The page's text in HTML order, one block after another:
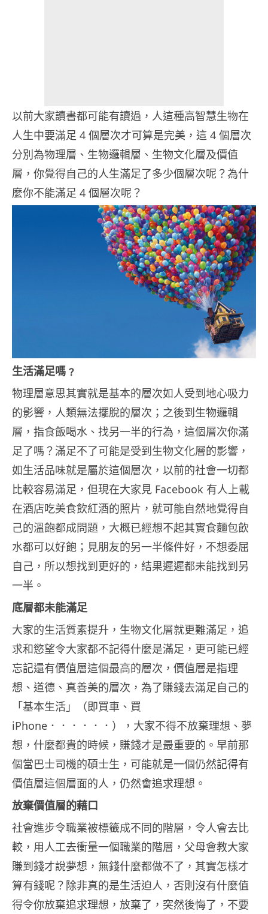
以前大家讀書都可能有讀過，人這種高智慧生物在
人生中要滿足 4 個層次才可算是完美，這 4 個層次
分別為物理層、生物邏輯層、生物文化層及價值
層，你覺得自己的人生滿足了多少個層次呢？為什
麼你不能滿足 4 個層次呢？
生活滿足嗎﹖
物理層意思其實就是基本的層次如人受到地心吸力
的影響，人類無法擺脫的層次；之後到生物邏輯
層，指食飯喝水、找另一半的行為，這個層次你滿
足了嗎？滿足不了可能是受到生物文化層的影響，
如生活品味就是屬於這個層次，以前的社會一切都
比較容易滿足，但現在大家見 Facebook 有人上載
在酒店吃美食飲紅酒的照片，就可能自然地覺得自
己的溫飽都成問題，大概已經想不起其實食麵包飲
水都可以好飽；見朋友的另一半條件好，不想委屈
自己，所以想找到更好的，結果遲遲都未能找到另
一半。
底層都未能滿足
大家的生活質素提升，生物文化層就更難滿足，追
求和慾望令大家都不記得什麼是滿足，更可能已經
忘記還有價值層這個最高的層次，價值層是指理
想、道德、真善美的層次，為了賺錢去滿足自己的
「基本生活」（即買車、買
iPhone．．．．．．），大家不得不放棄理想、夢
想，什麼都貴的時候，賺錢才是最重要的。早前那
個當巴士司機的碩士生，可能就是一個仍然記得有
價值層這個層面的人，仍然會追求理想。
放棄價值層的藉口
社會進步令職業被標籤成不同的階層，令人會去比
較，用人工去衝量一個職業的階層，父母會教大家
賺到錢才說夢想，無錢什麼都做不了，其實怎樣才
算有錢呢？除非真的是生活迫人，否則沒有什麼值
得令你放棄追求理想，放棄了，突然後悔了，不要